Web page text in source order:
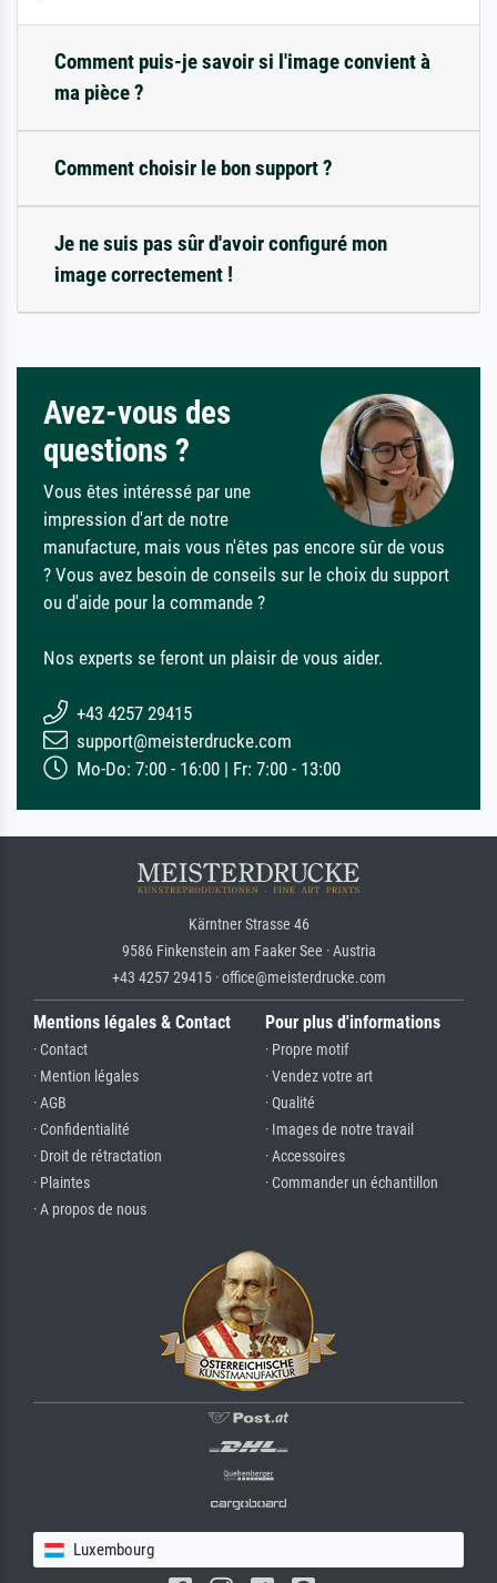
Comment puis-je savoir si l'image convient à
ma pièce ?
Comment choisir le bon support ?
Je ne suis pas sûr d'avoir configuré mon
image correctement !
Avez-vous des
questions ?
Vous êtes intéressé par une
impression d'art de notre
manufacture, mais vous n'êtes pas encore sûr de vous
? Vous avez besoin de conseils sur le choix du support
ou d'aide pour la commande ?
Nos experts se feront un plaisir de vous aider.
+43 4257 29415
support@meisterdrucke.com
Mo-Do: 7:00 - 16:00 | Fr: 7:00 - 13:00
Kärntner Strasse 46
9586 Finkenstein am Faaker See · Austria
+43 4257 29415 · office@meisterdrucke.com
Mentions légales & Contact
· Contact
· Mention légales
· AGB
· Confidentialité
· Droit de rétractation
· Plaintes
· A propos de nous
Pour plus d'informations
· Propre motif
· Vendez votre art
· Qualité
· Images de notre travail
· Accessoires
· Commander un échantillon
Luxembourg